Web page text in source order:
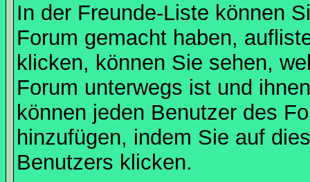
In der Freunde-Liste können
Forum gemacht haben,
klicken, können Sie sehen,
Forum unterwegs ist und
können jeden Benutzer des
hinzufügen, indem Sie auf
Benutzers klicken.